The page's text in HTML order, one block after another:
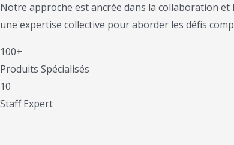
Notre approche est ancrée dans la collaboration
une expertise collective pour aborder les défis
100+
Produits Spécialisés
10
Staff Expert